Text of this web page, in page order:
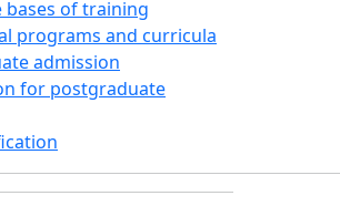
bases of training
programs and curricula
admission
for postgraduate